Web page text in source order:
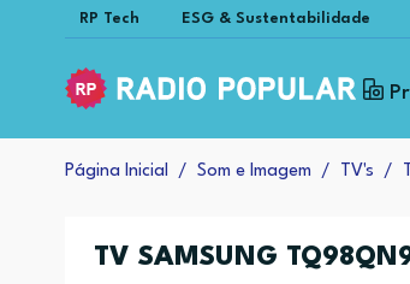
RP Tech ESG & Sustentabilidade
Página Inicial Som e Imagem TV's
TV SAMSUNG